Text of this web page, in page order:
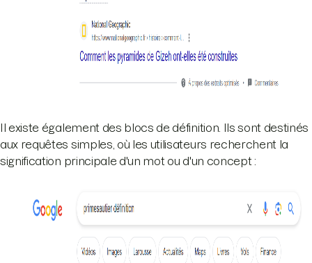
Il existe également des blocs de définition. Ils sont destinés
aux requêtes simples, où les utilisateurs recherchent la
signification principale d'un mot ou d'un concept :